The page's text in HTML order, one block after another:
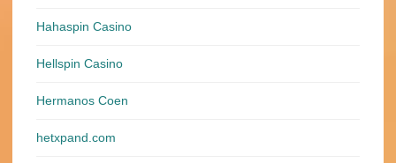
Hahaspin Casino
Hellspin Casino
Hermanos Coen
hetxpand.com